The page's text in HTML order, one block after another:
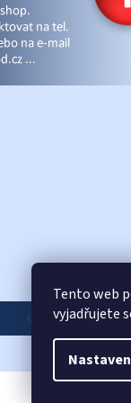
Tento web
vyjadřujete
©